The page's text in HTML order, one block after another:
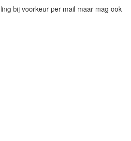
bij voorkeur per mail maar mag ook